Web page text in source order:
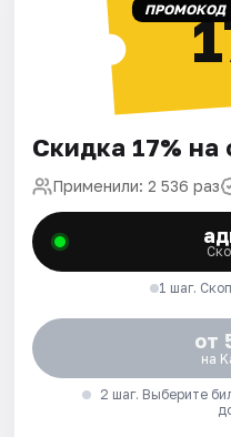
ПРОМОКОД
Скидка 17%
Применили: 2 536 раз
1 шаг.
от
на
2 шаг. Выберите